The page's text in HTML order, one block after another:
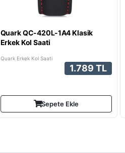
Quark QC-420L-1A4 Klasik
Erkek Kol Saati
Quark Erkek Kol Saati
1.789 TL
Sepete Ekle